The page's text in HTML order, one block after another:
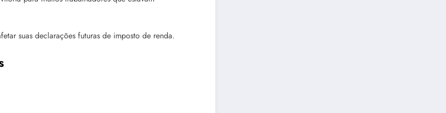
suas declarações futuras de imposto de renda.